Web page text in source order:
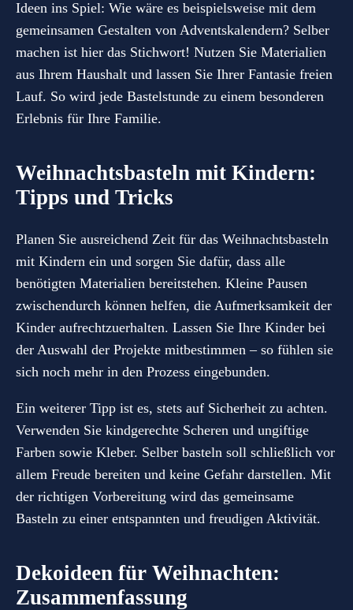
Ideen ins Spiel: Wie wäre es beispielsweise mit dem
gemeinsamen Gestalten von Adventskalendern? Selber
machen ist hier das Stichwort! Nutzen Sie Materialien
aus Ihrem Haushalt und lassen Sie Ihrer Fantasie freien
Lauf. So wird jede Bastelstunde zu einem besonderen
Erlebnis für Ihre Familie.
Weihnachtsbasteln mit Kindern:
Tipps und Tricks
Planen Sie ausreichend Zeit für das Weihnachtsbasteln
mit Kindern ein und sorgen Sie dafür, dass alle
benötigten Materialien bereitstehen. Kleine Pausen
zwischendurch können helfen, die Aufmerksamkeit der
Kinder aufrechtzuerhalten. Lassen Sie Ihre Kinder bei
der Auswahl der Projekte mitbestimmen – so fühlen sie
sich noch mehr in den Prozess eingebunden.
Ein weiterer Tipp ist es, stets auf Sicherheit zu achten.
Verwenden Sie kindgerechte Scheren und ungiftige
Farben sowie Kleber. Selber basteln soll schließlich vor
allem Freude bereiten und keine Gefahr darstellen. Mit
der richtigen Vorbereitung wird das gemeinsame
Basteln zu einer entspannten und freudigen Aktivität.
Dekoideen für Weihnachten:
Zusammenfassung